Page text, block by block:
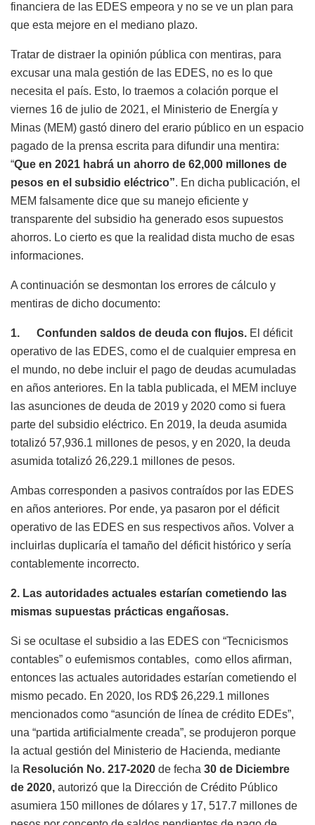
financiera de las EDES empeora y no se ve un plan para
que esta mejore en el mediano plazo.
Tratar de distraer la opinión pública con mentiras, para
excusar una mala gestión de las EDES, no es lo que
necesita el país. Esto, lo traemos a colación porque el
viernes 16 de julio de 2021, el Ministerio de Energía y
Minas (MEM) gastó dinero del erario público en un espacio
pagado de la prensa escrita para difundir una mentira:
“Que en 2021 habrá un ahorro de 62,000 millones de
pesos en el subsidio eléctrico”. En dicha publicación, el
MEM falsamente dice que su manejo eficiente y
transparente del subsidio ha generado esos supuestos
ahorros. Lo cierto es que la realidad dista mucho de esas
informaciones.
A continuación se desmontan los errores de cálculo y
mentiras de dicho documento:
1. Confunden saldos de deuda con flujos. El déficit
operativo de las EDES, como el de cualquier empresa en
el mundo, no debe incluir el pago de deudas acumuladas
en años anteriores. En la tabla publicada, el MEM incluye
las asunciones de deuda de 2019 y 2020 como si fuera
parte del subsidio eléctrico. En 2019, la deuda asumida
totalizó 57,936.1 millones de pesos, y en 2020, la deuda
asumida totalizó 26,229.1 millones de pesos.
Ambas corresponden a pasivos contraídos por las EDES
en años anteriores. Por ende, ya pasaron por el déficit
operativo de las EDES en sus respectivos años. Volver a
incluirlas duplicaría el tamaño del déficit histórico y sería
contablemente incorrecto.
2. Las autoridades actuales estarían cometiendo las
mismas supuestas prácticas engañosas.
Si se ocultase el subsidio a las EDES con “Tecnicismos
contables” o eufemismos contables, como ellos afirman,
entonces las actuales autoridades estarían cometiendo el
mismo pecado. En 2020, los RD$ 26,229.1 millones
mencionados como “asunción de línea de crédito EDEs”,
una “partida artificialmente creada”, se produjeron porque
la actual gestión del Ministerio de Hacienda, mediante
la Resolución No. 217-2020 de fecha 30 de Diciembre
de 2020, autorizó que la Dirección de Crédito Público
asumiera 150 millones de dólares y 17, 517.7 millones de